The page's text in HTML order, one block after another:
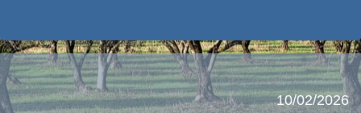
10/02/2026